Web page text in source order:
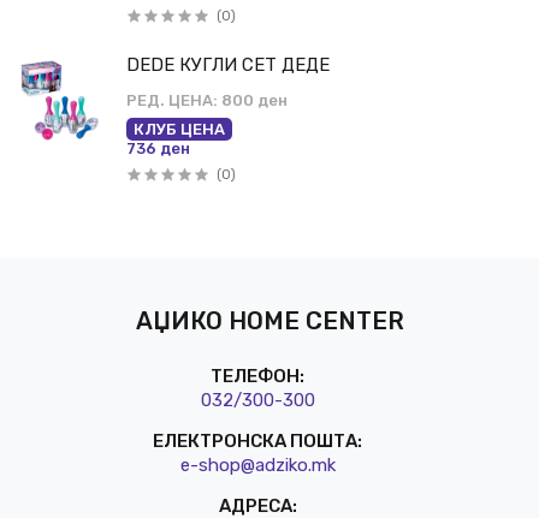
(0)
DEDE КУГЛИ СЕТ ДЕДЕ
РЕД. ЦЕНА: 800 ден
КЛУБ ЦЕНА
736 ден
(0)
АЏИКО HOME CENTER
ТЕЛЕФОН:
032/300-300
ЕЛЕКТРОНСКА ПОШТА:
e-shop@adziko.mk
АДРЕСА: